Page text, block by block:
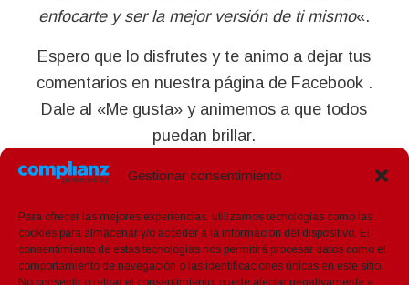
Gestionar consentimiento
Para ofrecer las mejores experiencias, utilizamos tecnologías como las
cookies para almacenar y/o acceder a la información del dispositivo. El
consentimiento de estas tecnologías nos permitirá procesar datos como el
comportamiento de navegación o las identificaciones únicas en este sitio.
No consentir o retirar el consentimiento, puede afectar negativamente a
enfocarte y ser la mejor versión de ti mismo«.
Espero que lo disfrutes y te animo a dejar tus
comentarios en nuestra página de Facebook .
Dale al «Me gusta» y animemos a que todos
puedan brillar.
Recibe un fuerte abrazo,
Toni